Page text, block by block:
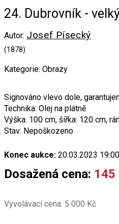
24. Dubrovník -
Autor: Josef Písecký
(1878)
Kategorie: Obrazy
Signováno vlevo dole,
Technika: Olej na plátně
Výška: 100 cm, šířka: 120 cm,
Stav: Nepoškozeno
Konec aukce: 20.03.2023 19:00
Dosažená cena: 145
Vyvolávací cena: 5 000 Kč